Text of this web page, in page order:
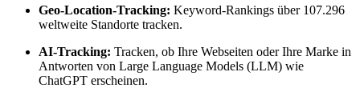
Geo-Location-Tracking: Keyword-Rankings über 107.296
weltweite Standorte tracken.
AI-Tracking: Tracken, ob Ihre Webseiten oder Ihre Marke in
Antworten von Large Language Models (LLM) wie
ChatGPT erscheinen.